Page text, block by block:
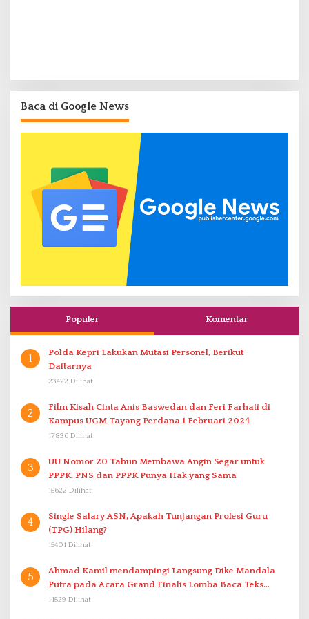
Baca di Google News
Populer Komentar
1
Polda Kepri Lakukan Mutasi Personel, Berikut
Daftarnya
23422 Dilihat
2
Film Kisah Cinta Anis Baswedan dan Feri Farhati di
Kampus UGM Tayang Perdana 1 Februari 2024
17836 Dilihat
3
UU Nomor 20 Tahun Membawa Angin Segar untuk
PPPK. PNS dan PPPK Punya Hak yang Sama
15622 Dilihat
4
Single Salary ASN, Apakah Tunjangan Profesi Guru
(TPG) Hilang?
15401 Dilihat
5
Ahmad Kamil mendampingi Langsung Dike Mandala
Putra pada Acara Grand Finalis Lomba Baca Teks
Proklamasi Mirip Bung Karno di Bali
14529 Dilihat